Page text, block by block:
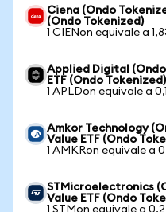
Ciena (Ondo
(Ondo Tokenized)
1 CIENon equivale a
Applied Digital
ETF (Ondo Tokenized)
1 APLDon equivale a
Amkor Technology
Value ETF (Ondo
1 AMKRon equivale a
STMicroelectronics
Value ETF (Ondo
1 STMon equivale a